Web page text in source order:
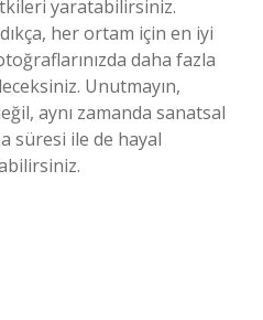
yaratabilirsiniz.
her ortam için en iyi
daha fazla
Unutmayın,
aynı zamanda sanatsal
süresi ile de hayal